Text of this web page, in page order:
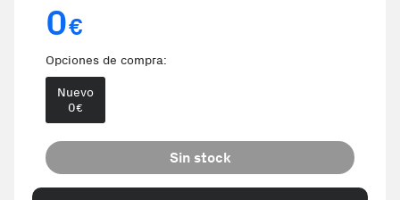
0€
Opciones de compra:
Nuevo
0€
Sin stock